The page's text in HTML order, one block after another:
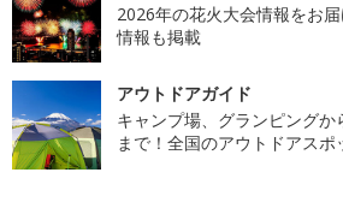
2026年の花火大会情報をお
情報も掲載
アウトドアガイド
キャンプ場、グランピング
まで！全国のアウトドアスポ